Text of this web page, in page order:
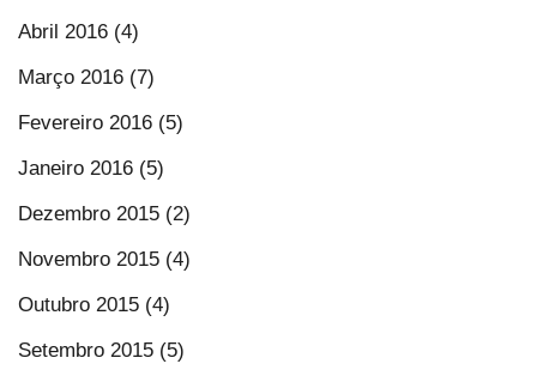
Abril 2016 (4)
Março 2016 (7)
Fevereiro 2016 (5)
Janeiro 2016 (5)
Dezembro 2015 (2)
Novembro 2015 (4)
Outubro 2015 (4)
Setembro 2015 (5)